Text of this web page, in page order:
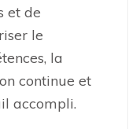
et de
le
la
continue et
accompli.